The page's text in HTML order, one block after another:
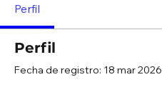
Perfil
Perfil
Fecha de registro: 18 mar 2026